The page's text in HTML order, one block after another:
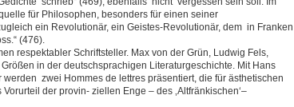
für Philosophen, besonders für einen seiner
ein Revolutionär, ein Geistes-Revolutionär, dem in Franken
(476).
respektabler Schriftsteller. Max von der Grün, Ludwig Fels,
in der deutschsprachigen Literaturgeschichte. Mit Hans
zwei Hommes de lettres präsentiert, die für ästhetischen
der provin- ziellen Enge – des ‚Altfränkischen‘–